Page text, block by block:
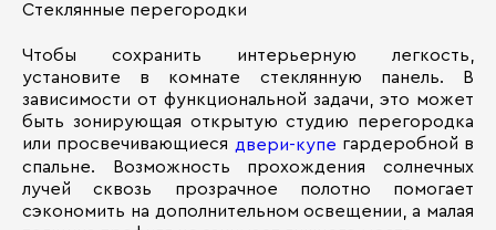
Стеклянные перегородки
Чтобы сохранить интерьерную легкость,
установите в комнате стеклянную панель. В
зависимости от функциональной задачи, это может
быть зонирующая открытую студию перегородка
или просвечивающиеся двери-купе гардеробной в
спальне. Возможность прохождения солнечных
лучей сквозь прозрачное полотно помогает
сэкономить на дополнительном освещении, а малая